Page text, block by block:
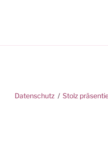
Datenschutz Stolz